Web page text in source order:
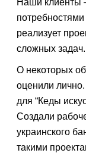
Наши клиенты
реализует
сложных задач.
О некоторых
оценили
для “Кеды
Создали
украинского
такими